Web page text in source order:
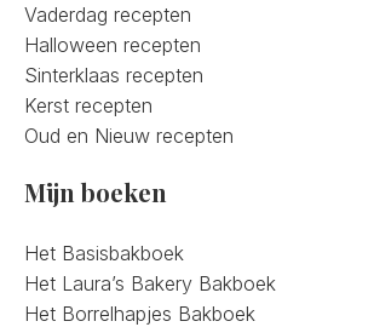
Vaderdag recepten
Halloween recepten
Sinterklaas recepten
Kerst recepten
Oud en Nieuw recepten
Mijn boeken
Het Basisbakboek
Het Laura’s Bakery Bakboek
Het Borrelhapjes Bakboek